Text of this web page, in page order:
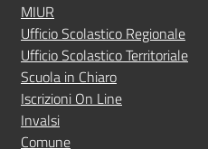
MIUR
Ufficio Scolastico Regionale
Ufficio Scolastico Territoriale
Scuola in Chiaro
Iscrizioni On Line
Invalsi
Comune